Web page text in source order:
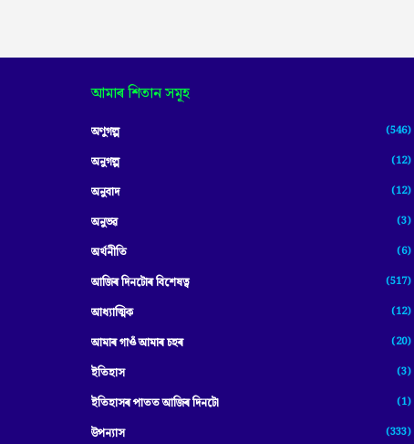
আমাৰ শিতান সমূহ
অণুগল্প (546)
অনুগল্প (12)
অনুবাদ (12)
অনুভৱ (3)
অৰ্থনীতি (6)
আজিৰ দিনটোৰ বিশেষত্ব (517)
আধ্যাত্মিক (12)
আমাৰ গাওঁ আমাৰ চহৰ (20)
ইতিহাস (3)
ইতিহাসৰ পাতত আজিৰ দিনটো (1)
উপন্যাস (333)